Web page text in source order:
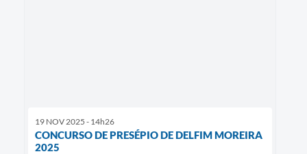
19 NOV 2025 - 14h26
CONCURSO DE PRESÉPIO DE DELFIM MOREIRA
2025